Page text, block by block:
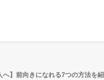
へ】前向きになれる7つの方法を